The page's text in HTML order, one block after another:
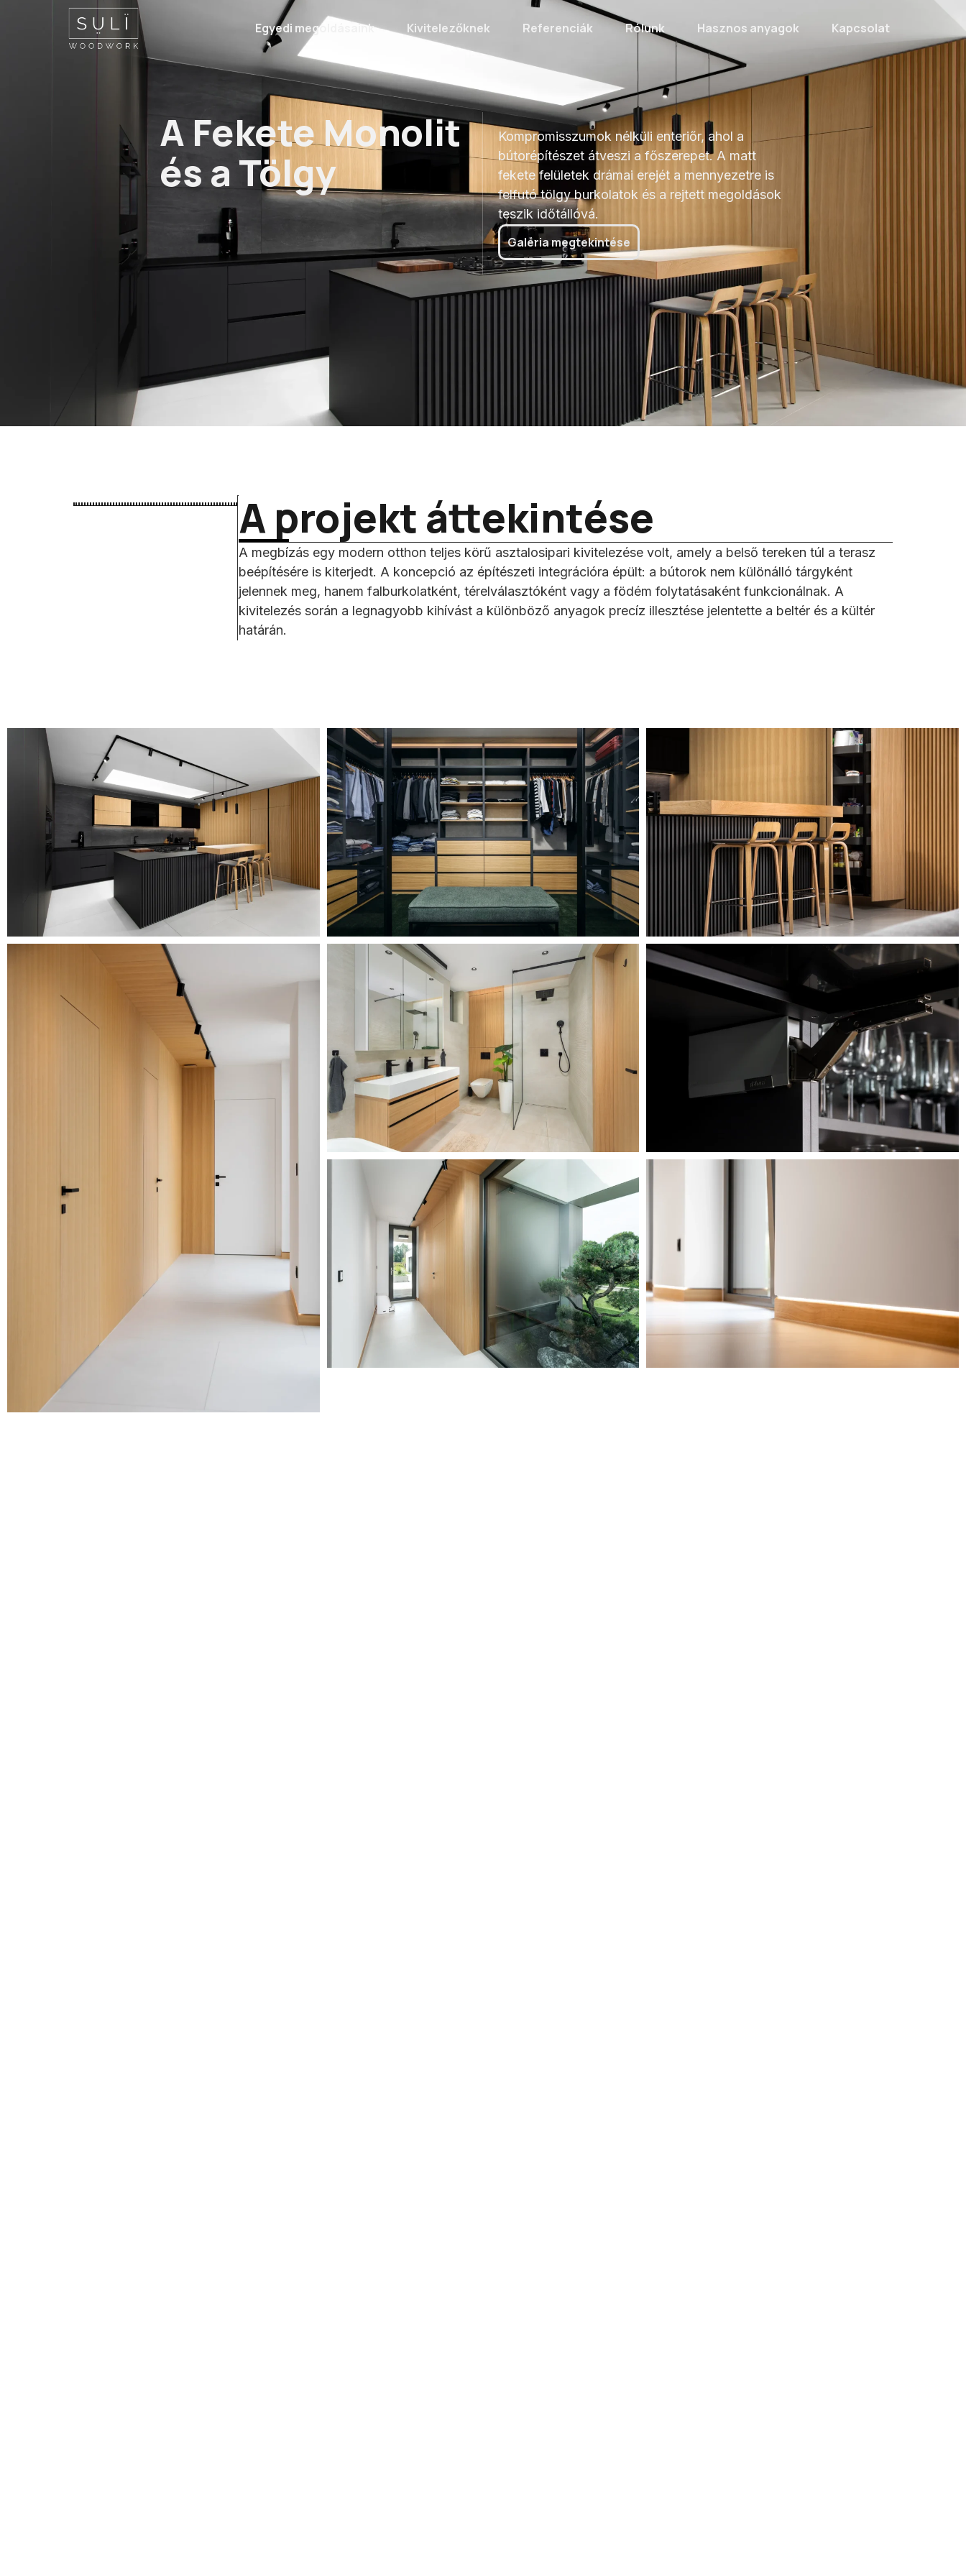
Egyedi megoldásaink Kivitelezőknek Referenciák Rólunk Hasznos anyagok Kapcsolat
A Fekete Monolit és a Tölgy
A Fekete Monolit
és a Tölgy
Kompromisszumok nélküli enteriőr, ahol a
bútorépítészet átveszi a főszerepet. A matt
fekete felületek drámai erejét a mennyezetre is
felfutó tölgy burkolatok és a rejtett megoldások
teszik időtállóvá.
Galéria megtekintése
A projekt áttekintése
A megbízás egy modern otthon teljes körű asztalosipari kivitelezése volt, amely a belső tereken túl a terasz
beépítésére is kiterjedt. A koncepció az építészeti integrációra épült: a bútorok nem különálló tárgyként
jelennek meg, hanem falburkolatként, térelválasztóként vagy a födém folytatásaként funkcionálnak. A
kivitelezés során a legnagyobb kihívást a különböző anyagok precíz illesztése jelentette a beltér és a kültér
határán.